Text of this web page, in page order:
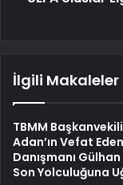
İlgili Makaleler
TBMM
Adan’ın Vefat Eden
Danışmanı
Son Yolculuğuna